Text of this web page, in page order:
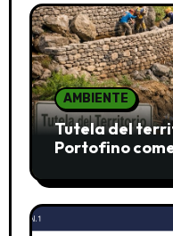
AMBIENTE
Tutela del
Portofino